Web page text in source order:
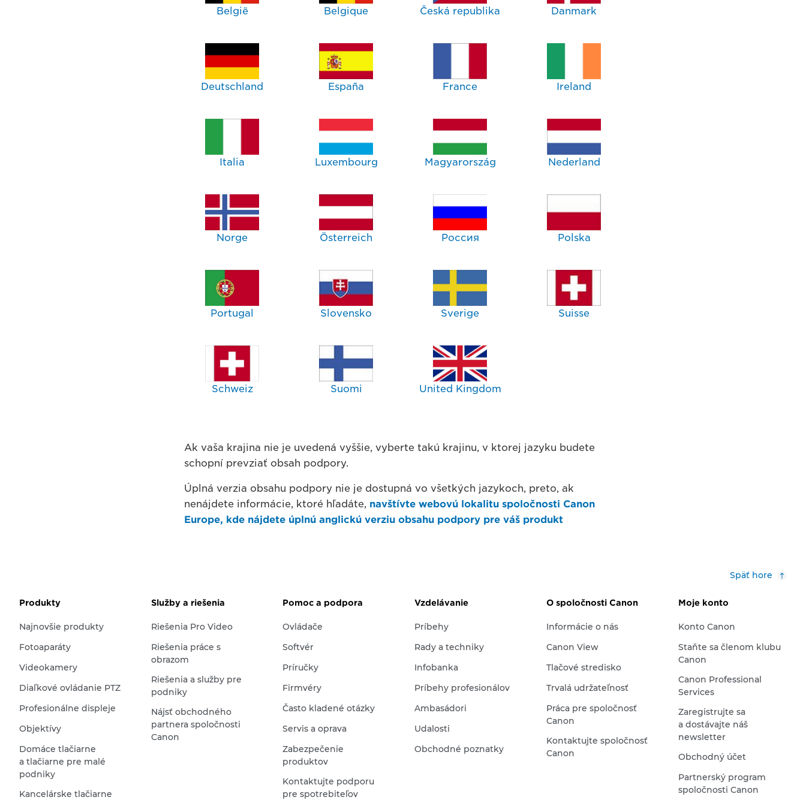
België Belgique Česká republika Danmark
Deutschland España France Ireland
Italia Luxembourg Magyarország Nederland
Norge Österreich Россия Polska
Portugal Slovensko Sverige Suisse
Schweiz Suomi United Kingdom
Ak vaša krajina nie je uvedená vyššie, vyberte takú krajinu, v ktorej jazyku budete
schopní prevziať obsah podpory.
Úplná verzia obsahu podpory nie je dostupná vo všetkých jazykoch, preto, ak
nenájdete informácie, ktoré hľadáte, navštívte webovú lokalitu spoločnosti Canon
Europe, kde nájdete úplnú anglickú verziu obsahu podpory pre váš produkt
Späť hore
Produkty
Najnovšie produkty
Fotoaparáty
Videokamery
Diaľkové ovládanie PTZ
Profesionálne displeje
Objektívy
Domáce tlačiarne
a tlačiarne pre malé
podniky
Kancelárske tlačiarne
Služby a riešenia
Riešenia Pro Video
Riešenia práce s
obrazom
Riešenia a služby pre
podniky
Nájsť obchodného
partnera spoločnosti
Canon
Pomoc a podpora
Ovládače
Softvér
Príručky
Firmvéry
Často kladené otázky
Servis a oprava
Zabezpečenie
produktov
Kontaktujte podporu
pre spotrebiteľov
Vzdelávanie
Príbehy
Rady a techniky
Infobanka
Príbehy profesionálov
Ambasádori
Udalosti
Obchodné poznatky
O spoločnosti Canon
Informácie o nás
Canon View
Tlačové stredisko
Trvalá udržateľnosť
Práca pre spoločnosť
Canon
Kontaktujte spoločnosť
Canon
Moje konto
Konto Canon
Staňte sa členom klubu
Canon
Canon Professional
Services
Zaregistrujte sa
a dostávajte náš
newsletter
Obchodný účet
Partnerský program
spoločnosti Canon